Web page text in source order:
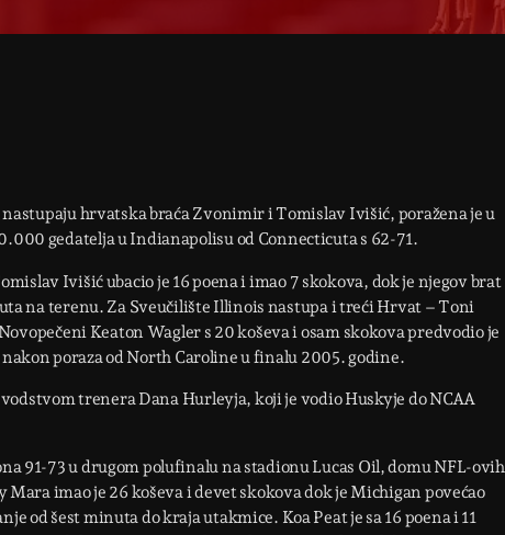
hrvatska braća Zvonimir i Tomislav Ivišić, poražena je u
gedatelja u Indianapolisu od Connecticuta s 62-71.
Ivišić ubacio je 16 poena i imao 7 skokova, dok je njegov brat
na terenu. Za Sveučilište Illinois nastupa i treći Hrvat – Toni
Keaton Wagler s 20 koševa i osam skokova predvodio je
poraza od North Caroline u finalu 2005. godine.
trenera Dana Hurleyja, koji je vodio Huskyje do NCAA
91-73 u drugom polufinalu na stadionu Lucas Oil, domu NFL-ovih
imao je 26 koševa i devet skokova dok je Michigan povećao
od šest minuta do kraja utakmice. Koa Peat je sa 16 poena i 11